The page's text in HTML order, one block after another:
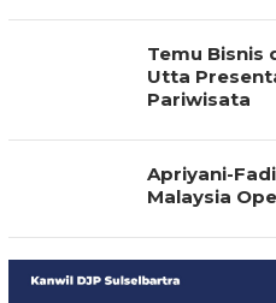
Temu Bisnis
Utta
Pariwisata
Apriyani-
Malaysia